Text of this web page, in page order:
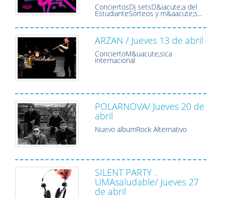
ConciertosDj setsD&iacute;a del
EstudianteSorteos y m&aacute;s...
ARZAN / Jueves 13 de abril
ConciertoM&uacute;sica
internacional
POLARNOVA/ Jueves 20 de
abril
Nuevo albumRock Alternativo
SILENT PARTY .
UMAsaludable/ Jueves 27
de abril